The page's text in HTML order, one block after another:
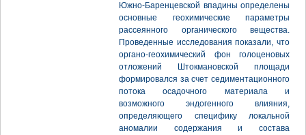
Южно-Баренцевской впадины определены
основные геохимические параметры
рассеянного органического вещества.
Проведенные исследования показали, что
органо-геохимический фон голоценовых
отложений Штокмановской площади
формировался за счет седиментационного
потока осадочного материала и
возможного эндогенного влияния,
определяющего специфику локальной
аномалии содержания и состава